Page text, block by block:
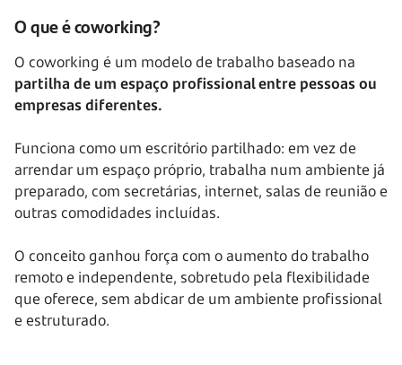
O que é coworking?
O coworking é um modelo de trabalho baseado na
partilha de um espaço profissional entre pessoas ou
empresas diferentes.
Funciona como um escritório partilhado: em vez de
arrendar um espaço próprio, trabalha num ambiente já
preparado, com secretárias, internet, salas de reunião e
outras comodidades incluídas.
O conceito ganhou força com o aumento do trabalho
remoto e independente, sobretudo pela flexibilidade
que oferece, sem abdicar de um ambiente profissional
e estruturado.